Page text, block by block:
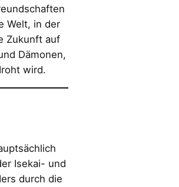
Welt, in der
Zukunft auf
Dämonen,
wird.
Isekai- und
durch die